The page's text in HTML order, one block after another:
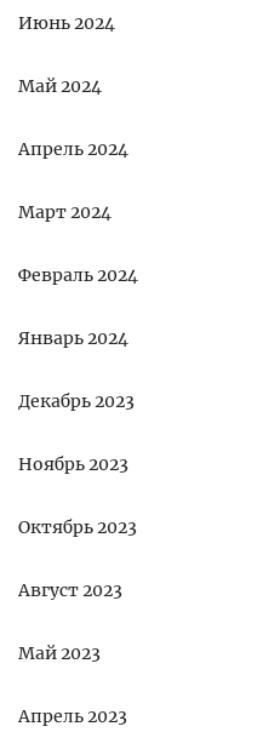
Июнь 2024
Май 2024
Апрель 2024
Март 2024
Февраль 2024
Январь 2024
Декабрь 2023
Ноябрь 2023
Октябрь 2023
Август 2023
Май 2023
Апрель 2023